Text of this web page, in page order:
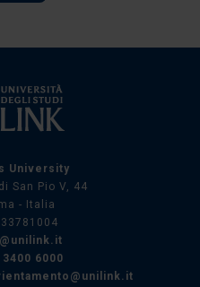
University
San Pio V, 44
- Italia
3400 6000